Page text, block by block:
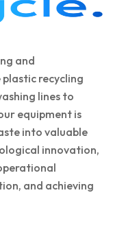
and
recycling
lines to
equipment is
into valuable
innovation,
and achieving